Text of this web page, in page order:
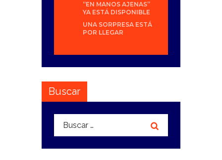
“EN MANOS AJENAS”
YA ESTÁ DISPONIBLE
UNA SORPRESA ESTÁ
POR LLEGAR
Buscar
Buscar: